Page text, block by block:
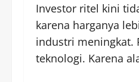
Investor ritel kini
karena harganya
industri meningkat.
teknologi. Karena